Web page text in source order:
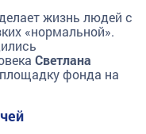
жизнь людей с
«нормальной».
Светлана
площадку фонда на